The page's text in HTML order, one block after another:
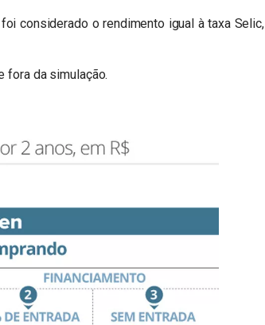
considerado o rendimento igual à taxa Selic,
fora da simulação.